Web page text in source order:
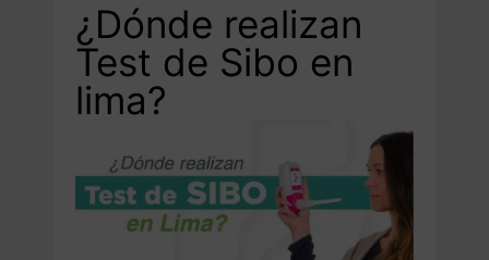
¿Dónde realizan
Test de Sibo en
lima?